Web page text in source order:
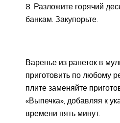
Разложите горячий
банкам. Закупорьте.
Варенье из ранеток в
приготовить по любому
плите заменяйте
«Выпечка», добавляя к
времени пять минут.